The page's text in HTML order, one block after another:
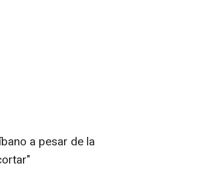
a pesar de la